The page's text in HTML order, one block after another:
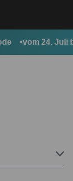
vom 24. Juli bis